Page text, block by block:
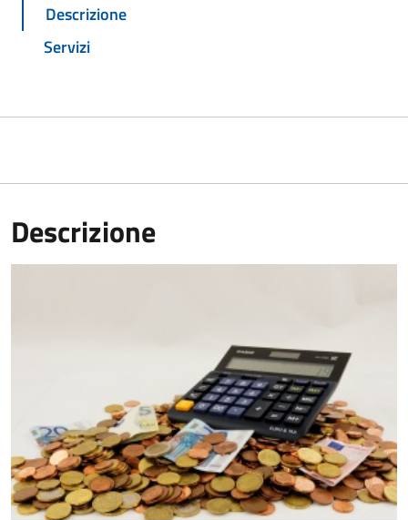
Descrizione
Servizi
Descrizione